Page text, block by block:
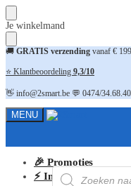
Skip
to
navigation
Skip
to
content
Je winkelmand
🚚 GRATIS verzending vanaf €
⭐ Klantbeoordeling 9,3/10
👋 info@2smart.be 💬 0474/34.68.40
MENU
Producten
zoeken
🎉 Promoties
⚡ Installatiematerialen